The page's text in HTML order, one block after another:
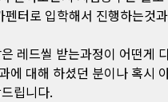
펜터로 입학해서 진행하는
레드씰 받는과정이 어떤게
에 대해 하셨던 분이나 혹시
립니다.